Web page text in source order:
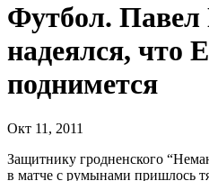
Футбол.
надеялся, что
поднимется
Окт 11, 2011
Защитнику гродненского
в матче с румынами пришлось